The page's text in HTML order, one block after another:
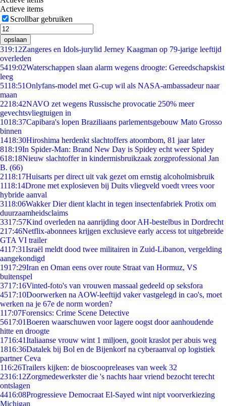
Actieve items
Scrollbar gebruiken
opslaan
319:12Zangeres en Idols-jurylid Jerney Kaagman op 79-jarige leeftijd
overleden
5419:02Waterschappen slaan alarm wegens droogte: Gereedschapskist
leeg
5118:51Onlyfans-model met G-cup wil als NASA-ambassadeur naar
maan
2218:42NAVO zet wegens Russische provocatie 250% meer
gevechtsvliegtuigen in
1018:37Capibara's lopen Braziliaans parlementsgebouw Mato Grosso
binnen
1418:30Hiroshima herdenkt slachtoffers atoombom, 81 jaar later
818:19In Spider-Man: Brand New Day is Spidey echt weer Spidey
618:18Nieuw slachtoffer in kindermisbruikzaak zorgprofessional Jan
B. (66)
2118:17Huisarts per direct uit vak gezet om ernstig alcoholmisbruik
1118:14Drone met explosieven bij Duits vliegveld voedt vrees voor
hybride aanval
3118:06Wakker Dier dient klacht in tegen insectenfabriek Protix om
duurzaamheidsclaims
3317:57Kind overleden na aanrijding door AH-bestelbus in Dordrecht
217:46Netflix-abonnees krijgen exclusieve early access tot uitgebreide
GTA VI trailer
4117:31Israël meldt dood twee militairen in Zuid-Libanon, vergelding
aangekondigd
1917:29Iran en Oman eens over route Straat van Hormuz, VS
buitenspel
3717:16Vinted-foto's van vrouwen massaal gedeeld op seksfora
4517:10Doorwerken na AOW-leeftijd vaker vastgelegd in cao's, moet
werken na je 67e de norm worden?
117:07Forensics: Crime Scene Detective
5617:01Boeren waarschuwen voor lagere oogst door aanhoudende
hitte en droogte
1716:41Italiaanse vrouw wint 1 miljoen, gooit kraslot per abuis weg
1816:36Datalek bij Bol en de Bijenkorf na cyberaanval op logistiek
partner Ceva
116:26Trailers kijken: de bioscoopreleases van week 32
2316:12Zorgmedewerkster die 's nachts haar vriend bezocht terecht
ontslagen
4416:08Progressieve Democraat El-Sayed wint nipt voorverkiezing
Michigan